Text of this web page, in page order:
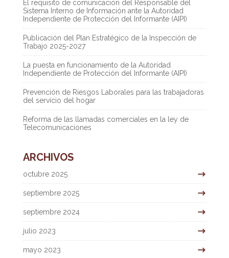
El requisito de comunicación del Responsable del
Sistema Interno de Información ante la Autoridad
Independiente de Protección del Informante (AIPI)
Publicación del Plan Estratégico de la Inspección de
Trabajo 2025-2027
La puesta en funcionamiento de la Autoridad
Independiente de Protección del Informante (AIPI)
Prevención de Riesgos Laborales para las trabajadoras
del servicio del hogar
Reforma de las llamadas comerciales en la ley de
Telecomunicaciones
ARCHIVOS
octubre 2025
septiembre 2025
septiembre 2024
julio 2023
mayo 2023